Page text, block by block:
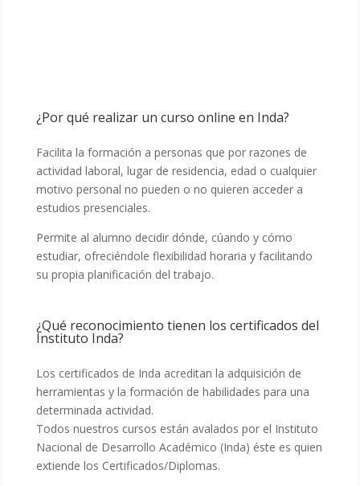
¿Por qué realizar un curso online en Inda?
Facilita la formación a personas que por razones de
actividad laboral, lugar de residencia, edad o cualquier
motivo personal no pueden o no quieren acceder a
estudios presenciales.
Permite al alumno decidir dónde, cúando y cómo
estudiar, ofreciéndole flexibilidad horaria y facilitando
su propia planificación del trabajo.
¿Qué reconocimiento tienen los certificados del
Instituto Inda?
Los certificados de Inda acreditan la adquisición de
herramientas y la formación de habilidades para una
determinada actividad.
Todos nuestros cursos están avalados por el Instituto
Nacional de Desarrollo Académico (Inda) éste es quien
extiende los Certificados/Diplomas.